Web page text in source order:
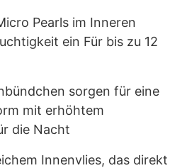
Pearls im Inneren
ein Für bis zu 12
sorgen für eine
mit erhöhtem
die Nacht
Innenvlies, das direkt